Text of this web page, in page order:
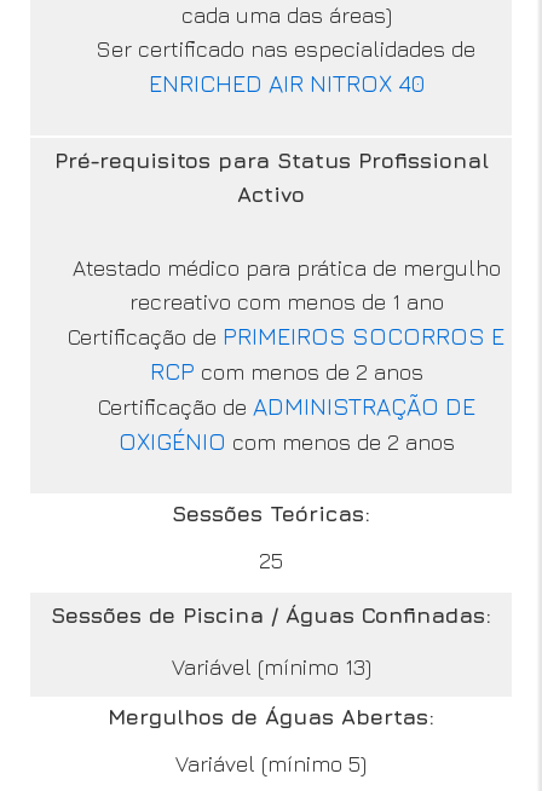
cada uma das áreas)
Ser certificado nas especialidades de
ENRICHED AIR NITROX 40
Pré-requisitos para Status Profissional
Activo
Atestado médico para prática de mergulho
recreativo com menos de 1 ano
Certificação de PRIMEIROS SOCORROS E
RCP com menos de 2 anos
Certificação de ADMINISTRAÇÃO DE
OXIGÉNIO com menos de 2 anos
Sessões Teóricas:
25
Sessões de Piscina / Águas Confinadas:
Variável (mínimo 13)
Mergulhos de Águas Abertas:
Variável (mínimo 5)